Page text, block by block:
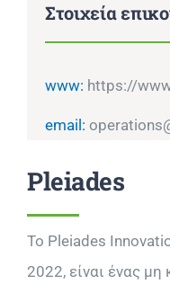
Στοιχεία
www: https://
email:
Pleiades
Το Pleiades
2022, είναι ένας